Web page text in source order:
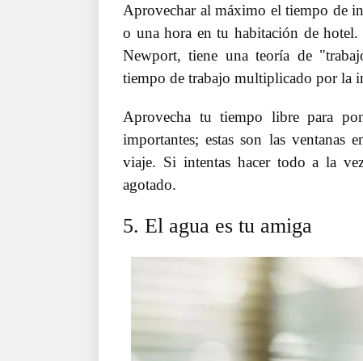
Aprovechar al máximo el tiempo de
o una hora en tu habitación de
Newport, tiene una teoría de
tiempo de trabajo multiplicado por la
Aprovecha tu tiempo libre para
importantes; estas son las ventanas
viaje. Si intentas hacer todo a la
agotado.
5. El agua es tu amiga